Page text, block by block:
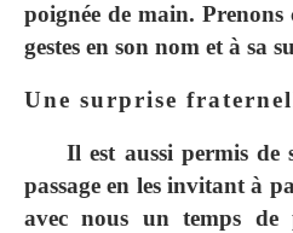
poignée de main. Prenons
gestes en son nom et à sa
Une surprise
Il est aussi permis de
passage en les invitant à
avec nous un temps de